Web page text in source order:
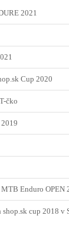
2021
Cup 2020
čko
Enduro OPEN
cup 2018 v